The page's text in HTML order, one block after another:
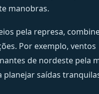
manobras.
pela represa,
Por exemplo, ventos
de nordeste pela
planejar saídas